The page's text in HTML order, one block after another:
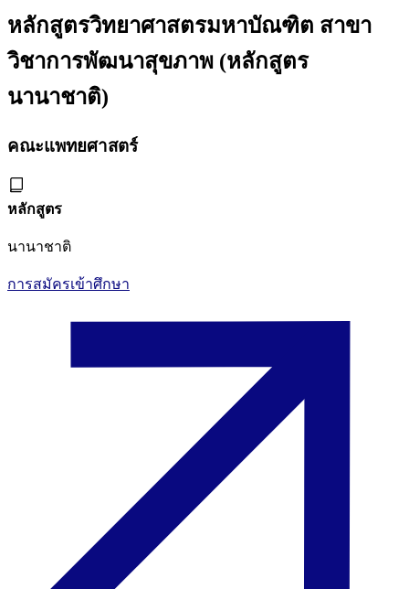
หลักสูตรวิทยาศาสตรมหาบัณฑิต สาขา
วิชาการพัฒนาสุขภาพ (หลักสูตร
นานาชาติ)
คณะแพทยศาสตร์
หลักสูตร
นานาชาติ
การสมัครเข้าศึกษา